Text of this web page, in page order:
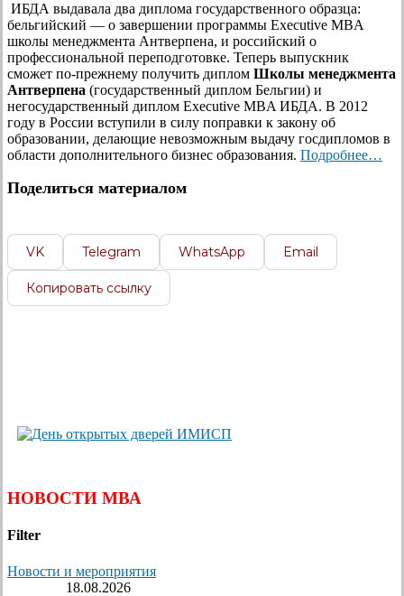
ИБДА выдавала два диплома государственного образца:
бельгийский — о завершении программы Executive MBA
школы менеджмента Антверпена, и российский о
профессиональной переподготовке. Теперь выпускник
сможет по-прежнему получить диплом Школы менеджмента
Антверпена (государственный диплом Бельгии) и
негосударственный диплом Executive MBA ИБДА. В 2012
году в России вступили в силу поправки к закону об
образовании, делающие невозможным выдачу госдипломов в
области дополнительного бизнес образования. Подробнее…
Поделиться материалом
VK Telegram WhatsApp Email
Копировать ссылку
НОВОСТИ МВА
Filter
Новости и мероприятия
18.08.2026